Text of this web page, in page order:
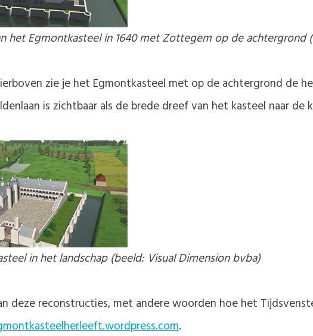
het Egmontkasteel in 1640 met Zottegem op de achtergrond
zie je het Egmontkasteel met op de achtergrond de
is zichtbaar als de brede dreef van het kasteel naar de
in het landschap (beeld: Visual Dimension bvba)
deze reconstructies, met andere woorden hoe het
.